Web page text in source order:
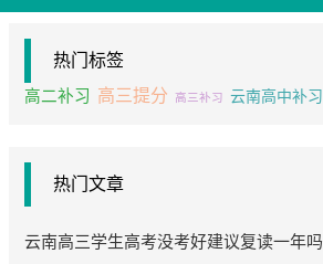
热门标签
高二补习 高三提分 高三补习 云南高中补习
热门文章
云南高三学生高考没考好建议复读一年吗